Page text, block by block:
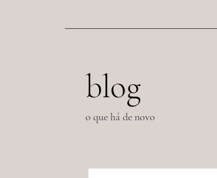
blog
o que há de novo